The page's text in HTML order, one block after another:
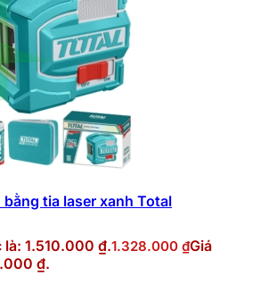
tia laser xanh Total
là: 1.510.000 ₫.1.328.000 ₫Giá
₫.